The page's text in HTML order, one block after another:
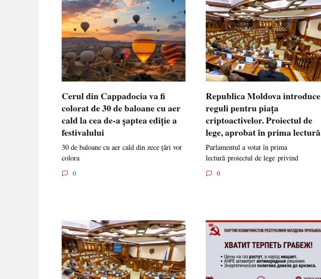
Cerul din Cappadocia va fi
colorat de 30 de baloane cu aer
cald la cea de-a șaptea ediție a
festivalului
30 de baloane cu aer cald din zece țări vor
colora
0
Republica Moldova introduce
reguli pentru piața
criptoactivelor. Proiectul de
lege, aprobat în prima lectură
Parlamentul a votat în prima
lectură proiectul de lege privind
0